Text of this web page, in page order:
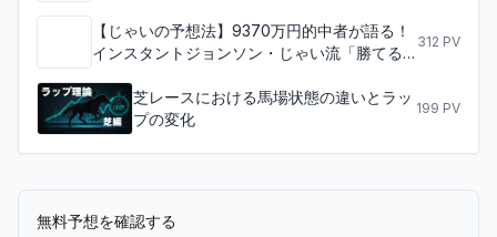
【じゃいの予想法】9370万円的中者が語る！
インスタントジョンソン・じゃい流「勝てる
312 PV
芝レースにおける馬場状態の違いとラッ
プの変化
199 PV
無料予想を確認する